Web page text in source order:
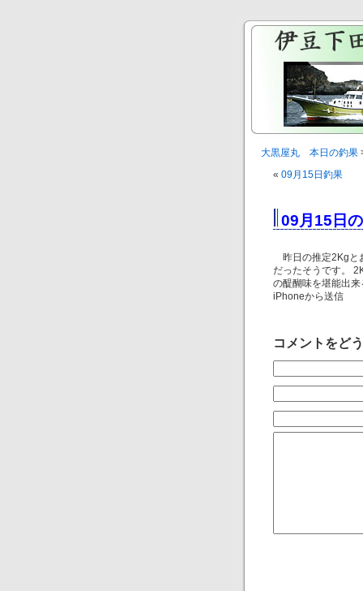
大黒屋丸 本日の釣果
« 09月15日釣果
09月15日
昨日の推定2Kgと
だったそうです。
の醍醐味を堪能出
iPhoneから送信
コメントをど